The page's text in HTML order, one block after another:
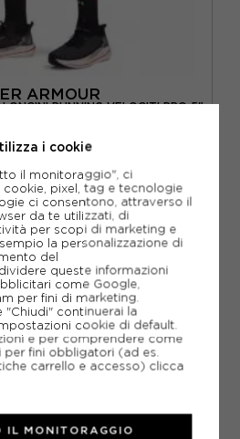
ARMOUR
RUNNING VELOCITI PRO 5"
XL
35,00€
50,00€
i cookie
il monitoraggio", ci
cookie, pixel, tag e tecnologie
ci consentono, attraverso il
da te utilizzati, di
per scopi di marketing e
la personalizzazione di
del
queste informazioni
come Google,
per fini di marketing.
"Chiudi" continuerai la
cookie di default.
e per comprendere come
per fini obbligatori (ad es.
carrello e accesso) clicca
IL MONITORAGGIO